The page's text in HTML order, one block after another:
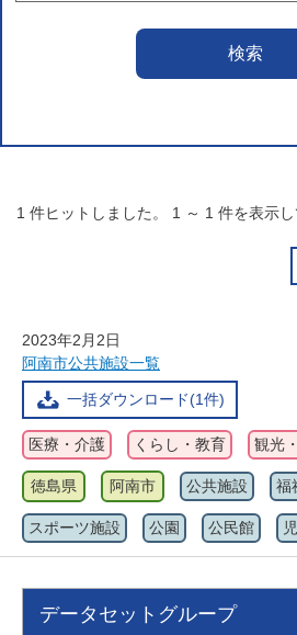
1 件ヒットしました。 1 ～ 1 件を表示し
2023年2月2日
阿南市公共施設一覧
一括ダウンロード(1件)
医療・介護 くらし・教育 観光
徳島県 阿南市 公共施設 福
スポーツ施設 公園 公民館
データセットグループ